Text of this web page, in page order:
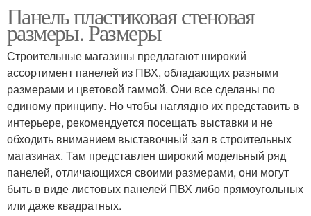
Панель пластиковая стеновая
размеры. Размеры
Строительные магазины предлагают широкий
ассортимент панелей из ПВХ, обладающих разными
размерами и цветовой гаммой. Они все сделаны по
единому принципу. Но чтобы наглядно их представить в
интерьере, рекомендуется посещать выставки и не
обходить вниманием выставочный зал в строительных
магазинах. Там представлен широкий модельный ряд
панелей, отличающихся своими размерами, они могут
быть в виде листовых панелей ПВХ либо прямоугольных
или даже квадратных.